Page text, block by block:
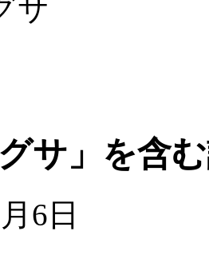
サ
グサ」を含
6日